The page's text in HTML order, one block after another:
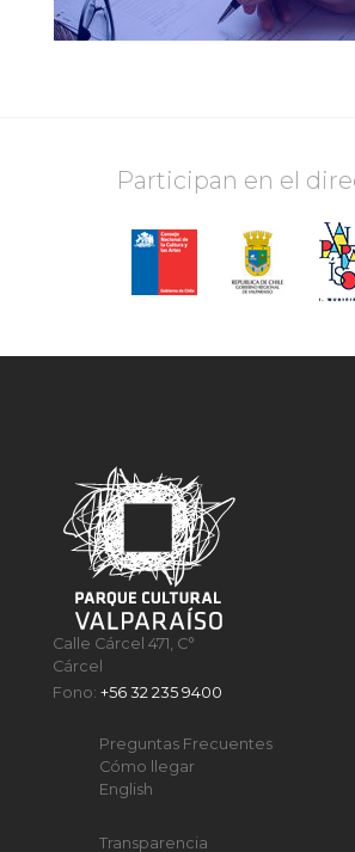
Participan en el
Calle Cárcel 471, C°
Cárcel
Fono:+56 32 235 9400
Preguntas Frecuentes
Cómo llegar
English
Transparencia